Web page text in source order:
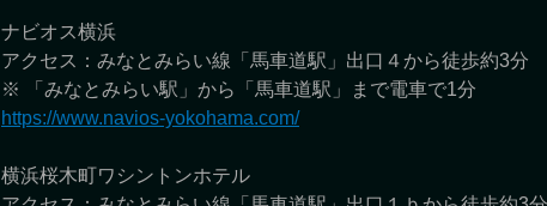
ナビオス横浜
アクセス：みなとみらい線「馬車道駅」出口４から徒歩約3分
※ 「みなとみらい駅」から「馬車道駅」まで電車で1分
https://www.navios-yokohama.com/
横浜桜木町ワシントンホテル